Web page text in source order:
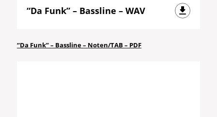
“Da Funk” – Bassline – WAV
“Da Funk” – Bassline – Noten/TAB – PDF